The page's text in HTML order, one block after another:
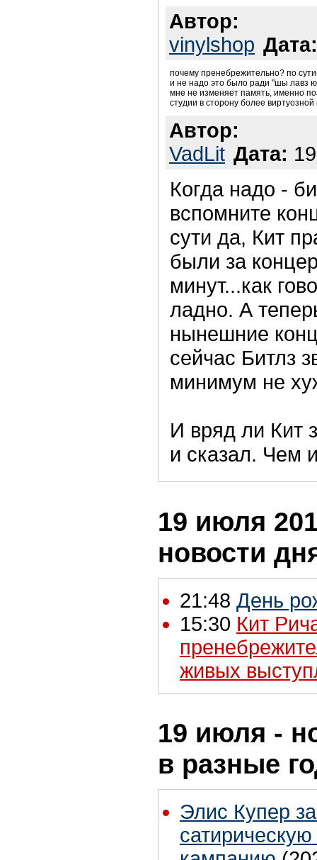
Автор:
vinylshop Дата:
почему пренебрежительно? по
и не надо это было ради "шы лавз
мне не изменяет память, именно
студии в сторону более виртуозной
Автор:
VadLit Дата:
Когда надо -
вспомните
сути да, Кит
были за
минут...как
ладно. А
нынешние
сейчас Битлз
минимум не
И вряд ли Кит
и сказал. Чем
19 июля
новости
21:48 День
15:30 Кит
живых
19 июля -
в разные
Элис Купер